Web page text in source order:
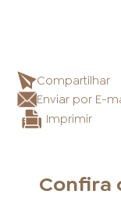
Compartilhar
Enviar por E-
Imprimir
Confira